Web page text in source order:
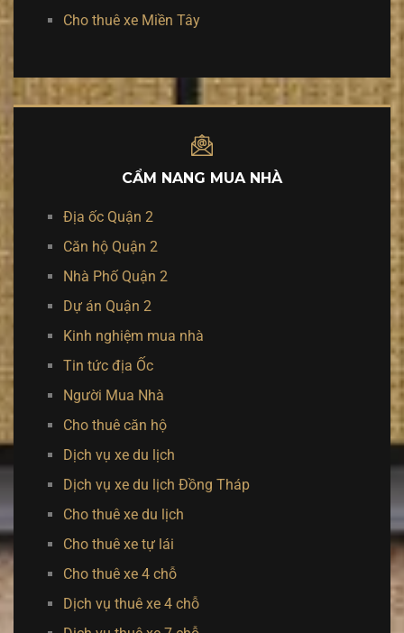
Cho thuê xe Miền Tây
CẨM NANG MUA NHÀ
Địa ốc Quận 2
Căn hộ Quận 2
Nhà Phố Quận 2
Dự án Quận 2
Kinh nghiệm mua nhà
Tin tức địa Ốc
Người Mua Nhà
Cho thuê căn hộ
Dịch vụ xe du lịch
Dịch vụ xe du lịch Đồng Tháp
Cho thuê xe du lịch
Cho thuê xe tự lái
Cho thuê xe 4 chỗ
Dịch vụ thuê xe 4 chỗ